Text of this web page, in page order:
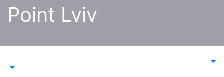
Перейти
Point Lviv